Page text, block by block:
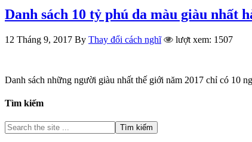
Danh sách 10 tỷ phú da màu giàu nhất
12 Tháng 9, 2017 By Thay đổi cách nghĩ lượt xem: 1507
Danh sách những người giàu nhất thế giới năm 2017 chỉ có 10
Tìm kiếm